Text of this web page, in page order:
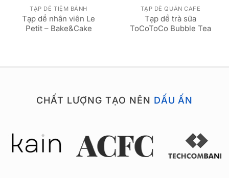
TẠP DỀ TIỆM BÁNH
Tạp dề nhân viên Le
Petit – Bake&Cake
TẠP DỀ QUÁN CAFE
Tạp dề trà sữa
ToCoToCo Bubble Tea
CHẤT LƯỢNG TẠO NÊN DẤU ẤN